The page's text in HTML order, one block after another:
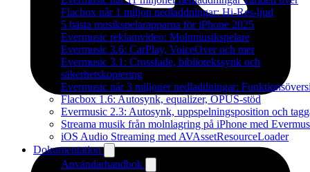
Flacbox når 1 miljon nedladdningar: Hi-Res-ljud
5 bästa musikspelarapparna för iPhone 2025
Evermusic reklamvideo: Molnmusikspelare
Evermusic 3.6: CarPlay, VoiceOver och mer
Evermusic 3.1: Crossfade, bibliotekssynk och
säkerhetskopiering
Evermusic når 3 miljoner nedladdningar:
Flacbox 1.6: Autosynk, equalizer, OPUS-stöd
Evermusic 2.3: Autosynk, uppspelningsposition och
Streama musik från molnlagring på iPhone med
iOS Audio Streaming med AVAssetResourceLoader
Dokumentation
Användarhandbok